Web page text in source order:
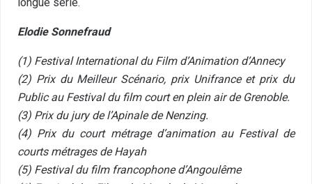
Elodie Sonnefraud
(1) Festival International du Film d’Animation d’Annecy
(2) Prix du Meilleur Scénario, prix Unifrance et prix du
Public au Festival du film court en plein air de Grenoble.
(3) Prix du jury de l’Apinale de Nenzing.
(4) Prix du court métrage d’animation au Festival de
courts métrages de Hayah
(5) Festival du film francophone d’Angoulême